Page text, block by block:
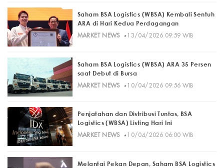
Saham BSA Logistics (WBSA) Kembali Sentuh
ARA di Hari Kedua Perdagangan
MARKET NEWS· 13/04/2026 09:59 WIB
Saham BSA Logistics (WBSA) ARA 35 Persen
saat Debut di Bursa
MARKET NEWS· 10/04/2026 09:56 WIB
Penjatahan dan Distribusi Tuntas, BSA
Logistics (WBSA) Listing Hari Ini
MARKET NEWS· 10/04/2026 06:00 WIB
Melantai Pekan Depan, Saham BSA Logistics